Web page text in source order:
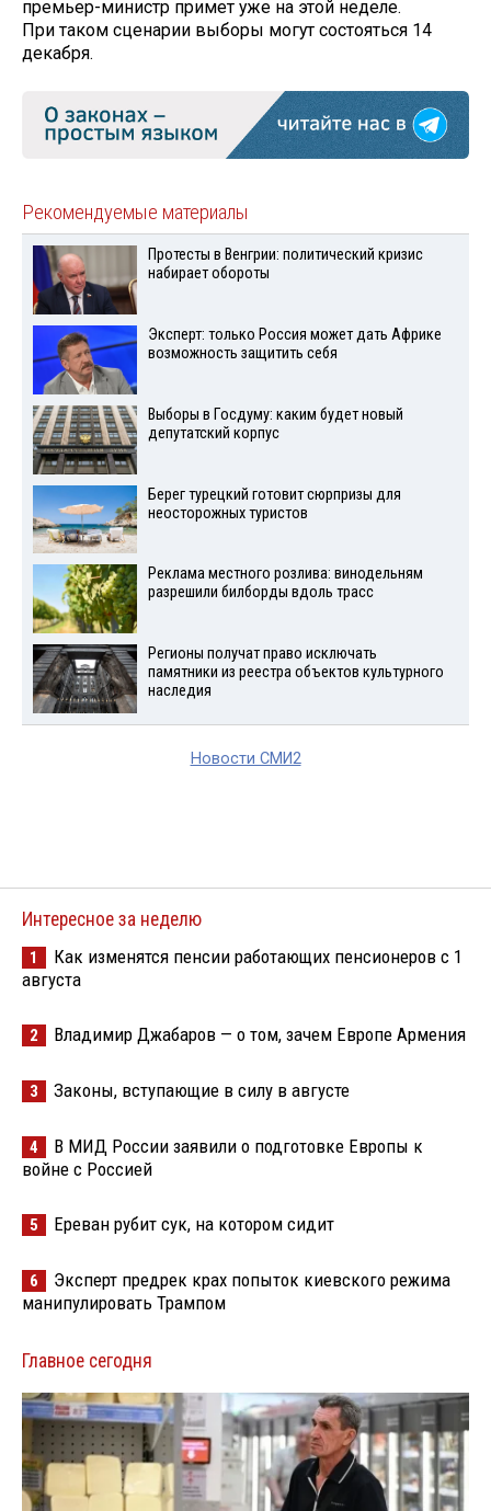
премьер-министр примет уже на этой неделе.
При таком сценарии выборы могут состояться 14
декабря.
Рекомендуемые материалы
Протесты в Венгрии: политический кризис
набирает обороты
Эксперт: только Россия может дать Африке
возможность защитить себя
Выборы в Госдуму: каким будет новый
депутатский корпус
Берег турецкий готовит сюрпризы для
неосторожных туристов
Реклама местного розлива: винодельням
разрешили билборды вдоль трасс
Регионы получат право исключать
памятники из реестра объектов культурного
наследия
Новости СМИ2
Интересное за неделю
1
Как изменятся пенсии работающих пенсионеров с 1
августа
2 Владимир Джабаров — о том, зачем Европе Армения
3 Законы, вступающие в силу в августе
4
В МИД России заявили о подготовке Европы к
войне с Россией
5 Ереван рубит сук, на котором сидит
6
Эксперт предрек крах попыток киевского режима
манипулировать Трампом
Главное сегодня